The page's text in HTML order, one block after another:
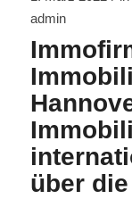
admin
über